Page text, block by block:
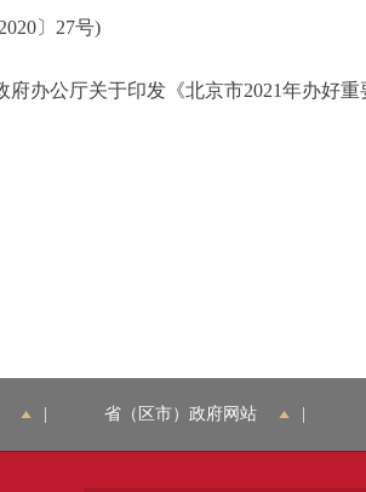
〕27号)
公厅关于印发《北京市2021年办好
省（区市）政府网站